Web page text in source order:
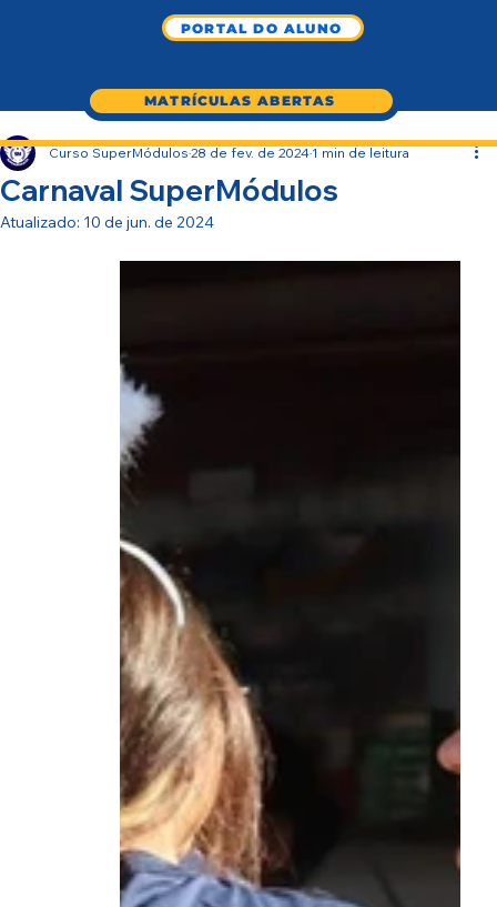
MATRÍCULAS ABERTAS
PORTAL DO ALUNO
Carnaval SuperMódulos
Curso SuperMódulos 28 de fev. de 2024 1 min de leitura
Atualizado: 10 de jun. de 2024